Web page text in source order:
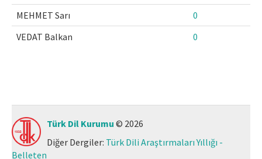
MEHMET Sarı
0
VEDAT Balkan
0
Türk Dil Kurumu © 2026
Diğer Dergiler: Türk Dili Araştırmaları Yıllığı -
Belleten